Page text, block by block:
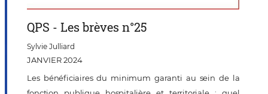
QPS - Les brèves n°25
Sylvie Julliard
JANVIER 2024
Les bénéficiaires du minimum garanti au sein de la